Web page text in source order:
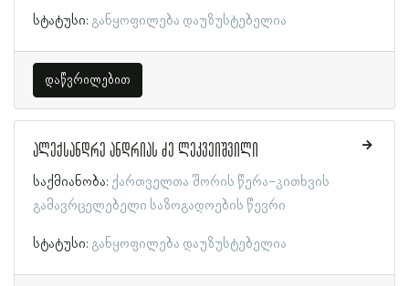
სტატუსი: განყოფილება დაუზუსტებელია
დაწვრილებით
ალექსანდრე ანდრიას ძე ლეკვეიშვილი
საქმიანობა: ქართველთა შორის წერა-კითხვის
გამავრცელებელი საზოგადოების წევრი
სტატუსი: განყოფილება დაუზუსტებელია